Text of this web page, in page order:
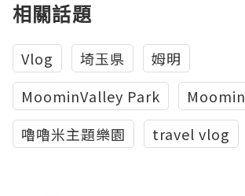
相關話題
Vlog 埼玉県
姆明
MoominValley Park
Moomin
嚕嚕米主題樂園
travel vlog